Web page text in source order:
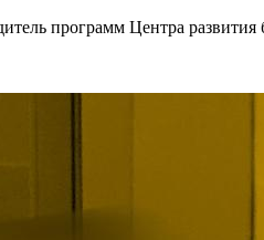
программ Центра развития